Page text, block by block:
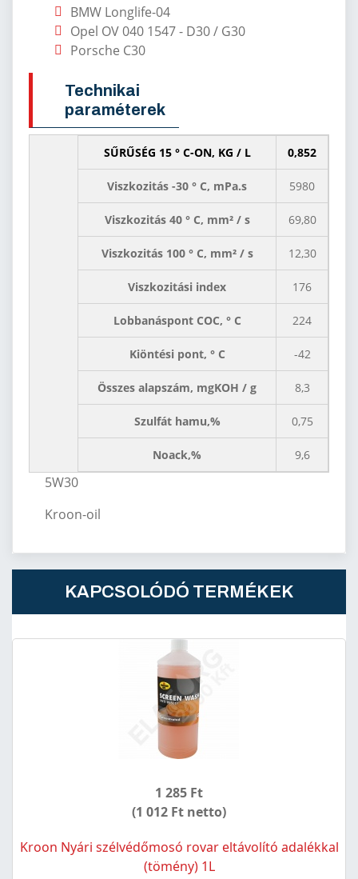
BMW Longlife-04
Opel OV 040 1547 - D30 / G30
Porsche C30
Technikai
paraméterek
SŰRŰSÉG 15 ° C-ON, KG / L 0,852
Viszkozitás -30 ° C, mPa.s 5980
Viszkozitás 40 ° C, mm² / s 69,80
Viszkozitás 100 ° C, mm² / s 12,30
Viszkozitási index 176
Lobbanáspont COC, ° C 224
Kiöntési pont, ° C -42
Összes alapszám, mgKOH / g 8,3
Szulfát hamu,% 0,75
Noack,% 9,6
5W30
Kroon-oil
KAPCSOLÓDÓ TERMÉKEK
1 285 Ft
(1 012 Ft netto)
Kroon Nyári szélvédőmosó rovar eltávolító adalékkal
(tömény) 1L